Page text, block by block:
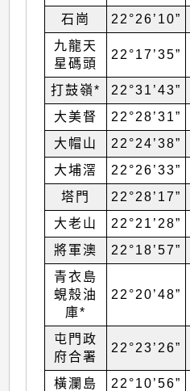
石崗
22°26’10”
九龍天
星碼頭
22°17’35”
打鼓嶺* 22°31’43”
大美督
22°28’31”
大帽山
22°24’38”
大埔滘
22°26’33”
塔門
22°28’17”
大老山
22°21’28”
將軍澳
22°18’57”
青衣島
蜆殼油
庫*
22°20’48”
屯門政
府合署
22°23’26”
橫瀾島 22°10’56”